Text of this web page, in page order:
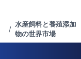
/
水産飼料と養殖添加
物の世界市場